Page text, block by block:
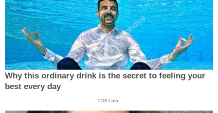
Why this ordinary drink is the secret to feeling your
best every day
CTA Love